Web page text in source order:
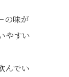
の味が
やすい
んでい